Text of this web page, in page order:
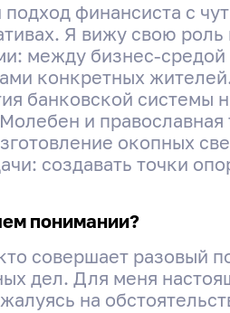
Интервью с
района»
финансиста с
Я вижу свою
между бизнес-
конкретных
банковской
и
окопных
создавать точки
понимании?
совершает разовый
дел. Для меня
на